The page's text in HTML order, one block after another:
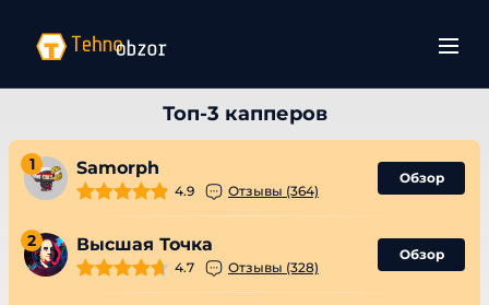
1 Samorph
4.9 Отзывы (364)
Обзор
2 Высшая Точка
4.7 Отзывы (328)
Обзор